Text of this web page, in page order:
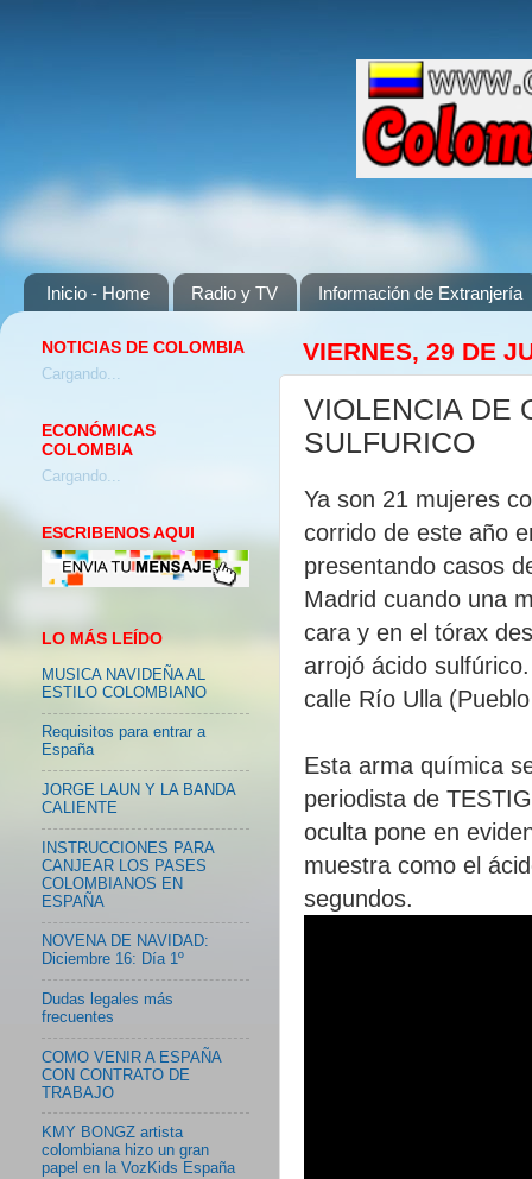
Inicio - Home Radio y TV Información de Extranjería
VIERNES, 29 DE
VIOLENCIA DE
SULFURICO
Ya son 21 mujeres
corrido de este año
presentando casos
Madrid cuando una
cara y en el tórax
arrojó ácido
calle Río Ulla
Esta arma química
periodista de
oculta pone en
muestra como el
segundos.
NOTICIAS DE COLOMBIA
Cargando...
ECONÓMICAS
COLOMBIA
Cargando...
ESCRIBENOS AQUI
LO MÁS LEÍDO
MUSICA NAVIDEÑA AL
ESTILO COLOMBIANO
Requisitos para entrar a
España
JORGE LAUN Y LA BANDA
CALIENTE
INSTRUCCIONES PARA
CANJEAR LOS PASES
COLOMBIANOS EN
ESPAÑA
NOVENA DE NAVIDAD:
Diciembre 16: Día 1º
Dudas legales más
frecuentes
COMO VENIR A ESPAÑA
CON CONTRATO DE
TRABAJO
KMY BONGZ artista
colombiana hizo un gran
papel en la VozKids España